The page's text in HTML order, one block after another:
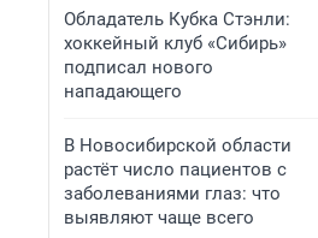
Обладатель Кубка Стэнли:
хоккейный клуб «Сибирь»
подписал нового
нападающего
В Новосибирской области
растёт число пациентов с
заболеваниями глаз: что
выявляют чаще всего